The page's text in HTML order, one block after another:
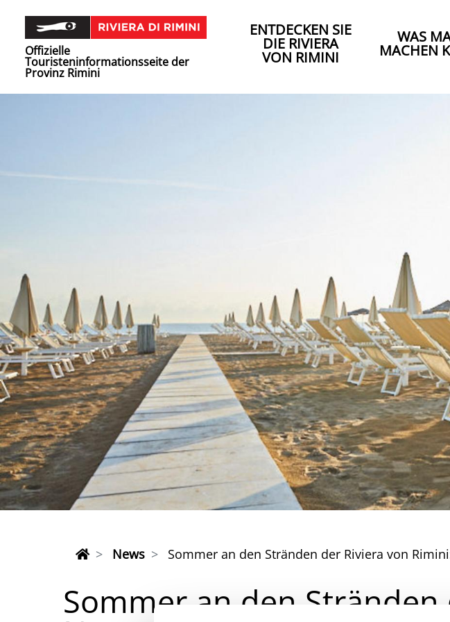
Offizielle
Touristeninformationsseite der
Provinz Rimini
ENTDECKEN SIE
DIE RIVIERA
VON RIMINI
WAS
MACHEN
News Sommer an den Stränden der Riviera von
Sommer an den